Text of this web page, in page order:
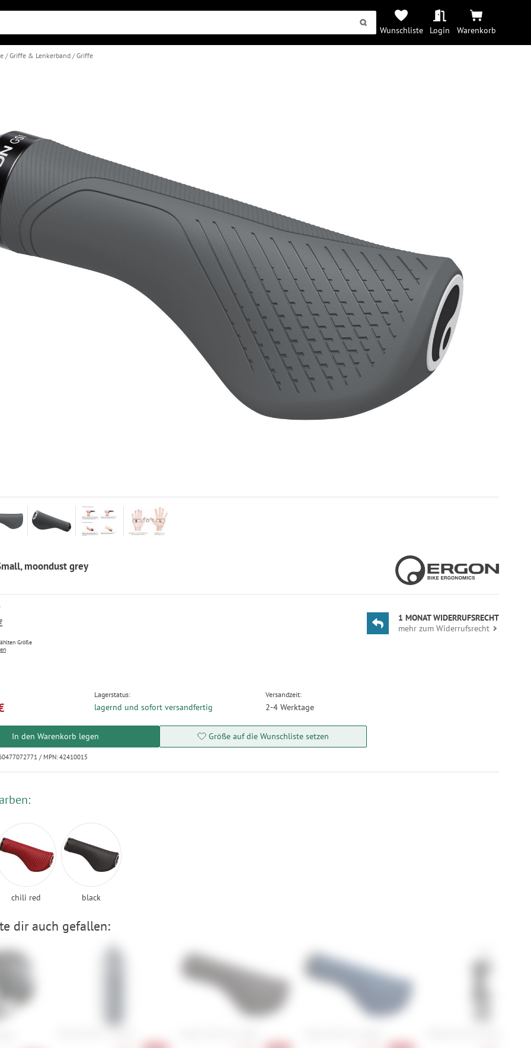
Wunschliste Login Warenkorb
Griffe & Lenkerband Griffe
moondust grey
Größe
Lagerstatus:
lagernd und sofort versandfertig
Versandzeit:
2-4 Werktage
In den Warenkorb legen Größe auf die Wunschliste setzen
/ MPN: 42410015
1 MONAT WIDERRUFSRECHT
mehr zum Widerrufsrecht
chili red black
dir auch gefallen: